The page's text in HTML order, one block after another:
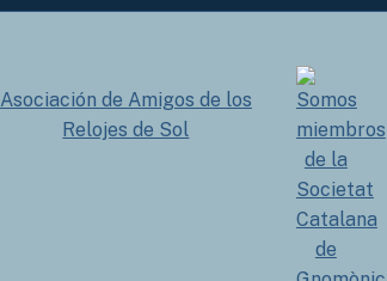
Asociación de Amigos de los
Relojes de Sol